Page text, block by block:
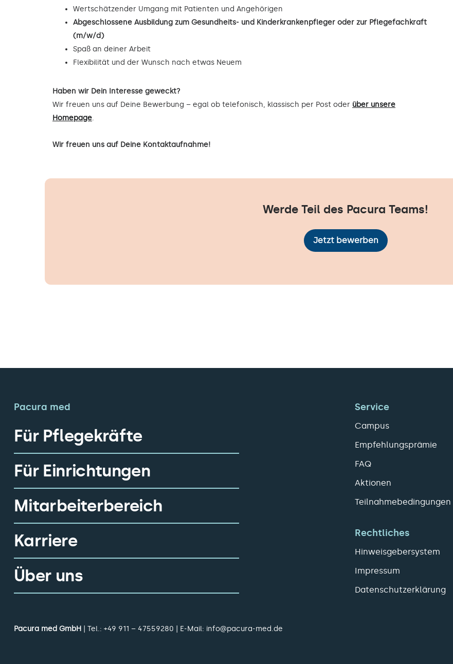
Wertschätzender Umgang mit Patienten und Angehörigen
Abgeschlossene Ausbildung zum Gesundheits- und Kinderkrankenpfleger oder zur Pflegefachkraft
(m/w/d)
Spaß an deiner Arbeit
Flexibilität und der Wunsch nach etwas Neuem
Haben wir Dein Interesse geweckt?
Wir freuen uns auf Deine Bewerbung – egal ob telefonisch, klassisch per Post oder über unsere
Homepage.
Wir freuen uns auf Deine Kontaktaufnahme!
Werde Teil des Pacura Teams!
Jetzt bewerben
Pacura med
Für Pflegekräfte
Für Einrichtungen
Mitarbeiterbereich
Karriere
Über uns
Service
Campus
Empfehlungsprämie
FAQ
Aktionen
Teilnahmebedingungen
Rechtliches
Hinweisgebersystem
Impressum
Datenschutzerklärung
Pacura med GmbH | Tel.: +49 911 – 47559280 | E-Mail: info@pacura-med.de